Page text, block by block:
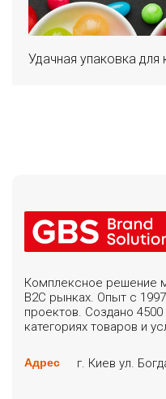
Удачная упаковка для
Комплексное решение
B2C рынках. Опыт с
проектов. Создано
категориях товаров и
Адрес г. Киев ул.